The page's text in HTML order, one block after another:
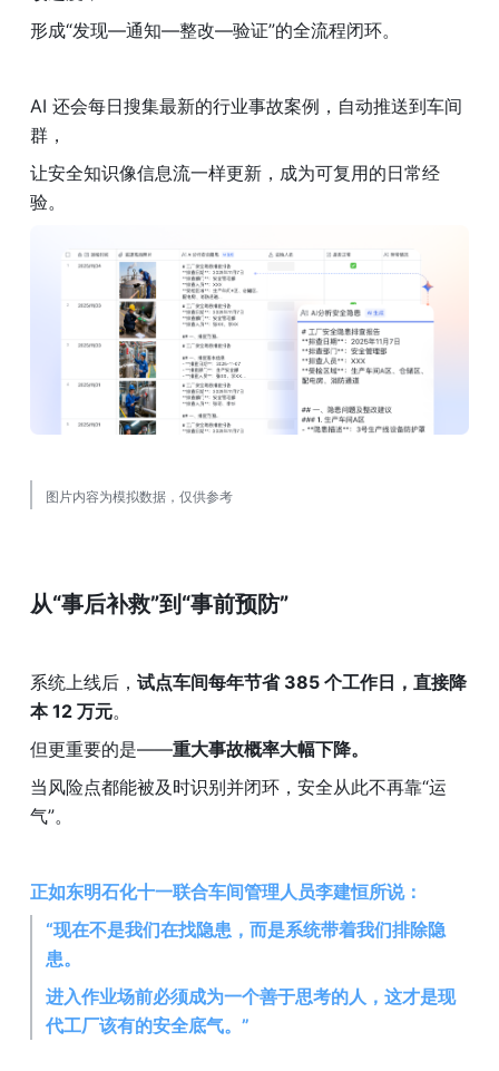
形成“发现—通知—整改—验证”的全流程闭环。
AI 还会每日搜集最新的行业事故案例，自动推送到车间
群，
让安全知识像信息流一样更新，成为可复用的日常经
验。
图片内容为模拟数据，仅供参考
从“事后补救”到“事前预防”
系统上线后， 试点车间每年节省 385 个工作日，直接降
本 12 万元。
但更重要的是——重大事故概率大幅下降。
当风险点都能被及时识别并闭环，安全从此不再靠“运
气”。
正如东明石化十一联合车间管理人员李建恒所说：
“现在不是我们在找隐患，而是系统带着我们排除隐
患。
进入作业场前必须成为一个善于思考的人，这才是现
代工厂该有的安全底气。”